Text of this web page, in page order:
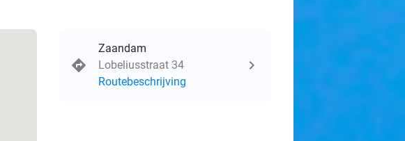
Zaandam
Lobeliusstraat 34
Routebeschrijving